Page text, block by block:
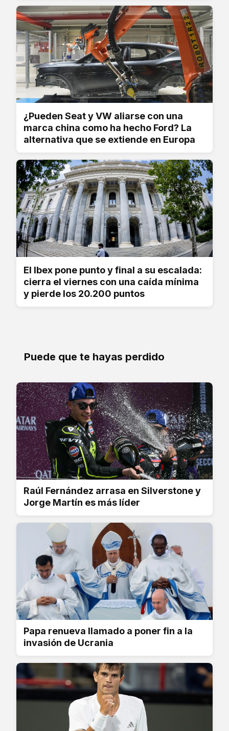
¿Pueden Seat y VW aliarse con una
marca china como ha hecho Ford? La
alternativa que se extiende en Europa
El Ibex pone punto y final a su escalada:
cierra el viernes con una caída mínima
y pierde los 20.200 puntos
Puede que te hayas perdido
Raúl Fernández arrasa en Silverstone y
Jorge Martín es más líder
Papa renueva llamado a poner fin a la
invasión de Ucrania